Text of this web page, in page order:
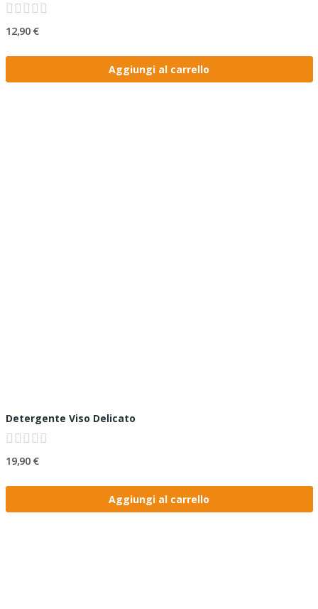
12,90 €
Aggiungi al carrello
Detergente Viso Delicato
19,90 €
Aggiungi al carrello